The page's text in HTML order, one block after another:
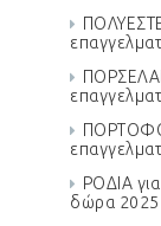
ΡΟΔΙΑ
δώρα 2025